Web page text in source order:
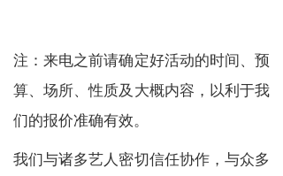
注：来电之前请确定好活动的时间、预
算、场所、性质及大概内容，以利于我
们的报价准确有效。
我们与诸多艺人密切信任协作，与众多